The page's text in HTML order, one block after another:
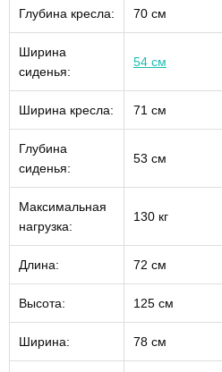
Глубина кресла: 70 см
Ширина
сиденья:
54 см
Ширина кресла: 71 см
Глубина
сиденья:
53 см
Максимальная
нагрузка:
130 кг
Длина: 72 см
Высота: 125 см
Ширина: 78 см